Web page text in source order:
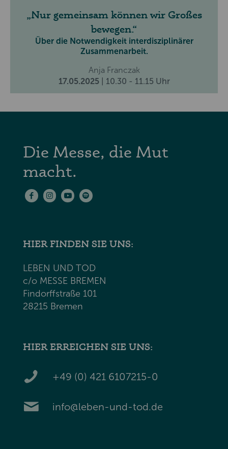
Nur gemeinsam können wir Großes
bewegen.
Über die Notwendigkeit interdisziplinärer
Zusammenarbeit.
Anja Franczak
17.05.2025
| 10.30 - 11.15 Uhr
Die Messe, die Mut
macht.
HIER FINDEN SIE UNS:
LEBEN UND TOD
c/o MESSE BREMEN
Findorffstraße 101
28215 Bremen
HIER ERREICHEN SIE UNS:
+49 (0) 421 6107215-0
info@leben-und-tod.de